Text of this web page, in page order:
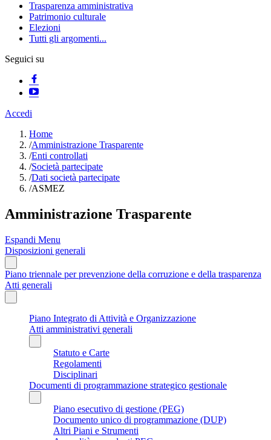
Trasparenza amministrativa
Patrimonio culturale
Elezioni
Tutti gli argomenti...
Seguici su
Accedi
Home
/Amministrazione Trasparente
/Enti controllati
/Società partecipate
/Dati società partecipate
/ASMEZ
Amministrazione Trasparente
Espandi Menu
Disposizioni generali
Piano triennale per prevenzione della corruzione e della trasparenza
Atti generali
Piano Integrato di Attività e Organizzazione
Atti amministrativi generali
Statuto e Carte
Regolamenti
Disciplinari
Documenti di programmazione strategico gestionale
Piano esecutivo di gestione (PEG)
Documento unico di programmazione (DUP)
Altri Piani e Strumenti